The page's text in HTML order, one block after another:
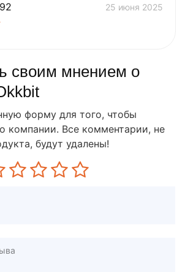
25 июня 2025
своим мнением о
форму для того, чтобы
компании. Все комментарии, не
будут удалены!